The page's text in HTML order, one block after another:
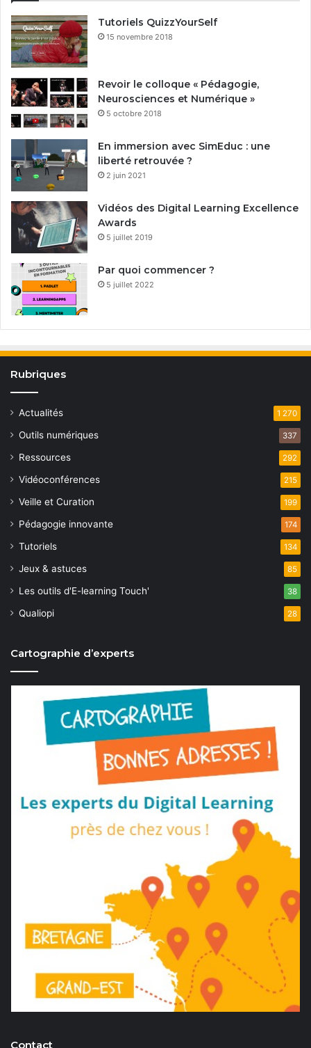
Tutoriels QuizzYourSelf
15 novembre 2018
Revoir le colloque « Pédagogie,
Neurosciences et Numérique »
5 octobre 2018
En immersion avec SimEduc : une
liberté retrouvée ?
2 juin 2021
Vidéos des Digital Learning Excellence
Awards
5 juillet 2019
Par quoi commencer ?
5 juillet 2022
Rubriques
Actualités 1 270
Outils numériques 337
Ressources 292
Vidéoconférences 215
Veille et Curation 199
Pédagogie innovante 174
Tutoriels 134
Jeux & astuces 85
Les outils d'E-learning Touch' 38
Qualiopi 28
Cartographie d’experts
Contact